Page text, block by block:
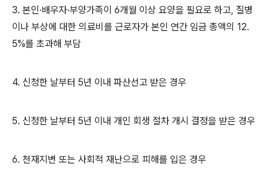
3. 본인·배우자·부양가족이 6개월 이상 요양을 필요로 하고, 질병
이나 부상에 대한 의료비를 근로자가 본인 연간 임금 총액의 12.
5%를 초과해 부담
4. 신청한 날부터 5년 이내 파산선고 받은 경우
5. 신청한 날부터 5년 이내 개인 회생 절차 개시 결정을 받은 경우
6. 천재지변 또는 사회적 재난으로 피해를 입은 경우